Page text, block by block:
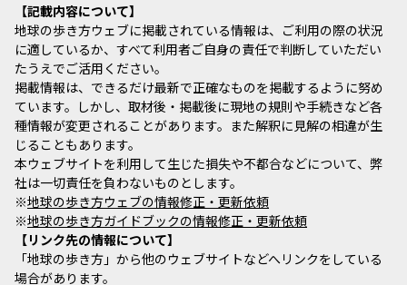
記載内容について
地球の歩き方ウェブに掲載されている情報は、ご利用の際の状況
に適しているか、すべて利用者ご自身の責任で判断していただい
たうえでご活用ください。
掲載情報は、できるだけ最新で正確なものを掲載するように努め
ています。しかし、取材後・掲載後に現地の規則や手続きなど各
種情報が変更されることがあります。また解釈に見解の相違が生
じることもあります。
本ウェブサイトを利用して生じた損失や不都合などについて、弊
社は一切責任を負わないものとします。
※地球の歩き方ウェブの情報修正・更新依頼
※地球の歩き方ガイドブックの情報修正・更新依頼
リンク先の情報について
「地球の歩き方」から他のウェブサイトなどへリンクをしている
場合があります。